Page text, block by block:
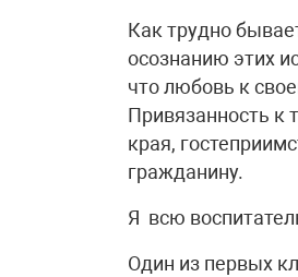
Как трудно
осознанию этих
что любовь к
Привязанность к
края,
гражданину.
Я всю
Один из первых